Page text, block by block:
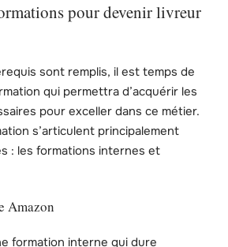
pour devenir livreur
sont remplis, il est temps de
qui permettra d’acquérir les
pour exceller dans ce métier.
s’articulent principalement
: les formations internes et
Amazon
formation interne qui dure